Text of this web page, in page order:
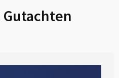
Gutachten